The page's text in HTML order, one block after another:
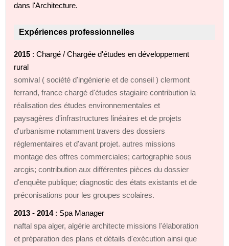
dans l'Architecture.
Expériences professionnelles
2015 : Chargé / Chargée d'études en développement
rural
somival ( société d'ingénierie et de conseil ) clermont
ferrand, france chargé d'études stagiaire contribution la
réalisation des études environnementales et
paysagères d'infrastructures linéaires et de projets
d'urbanisme notamment travers des dossiers
réglementaires et d'avant projet. autres missions
montage des offres commerciales; cartographie sous
arcgis; contribution aux différentes pièces du dossier
d'enquête publique; diagnostic des états existants et de
préconisations pour les groupes scolaires.
2013 - 2014: Spa Manager
naftal spa alger, algérie architecte missions l'élaboration
et préparation des plans et détails d'exécution ainsi que